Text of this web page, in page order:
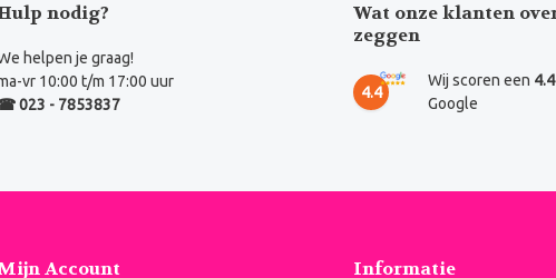
nodig?
helpen je graag!
vr 10:00 t/m 17:00 uur
023 - 7853837
Wat onze klanten
zeggen
4.4
Wij scoren een 4.4
Google
Account Informatie